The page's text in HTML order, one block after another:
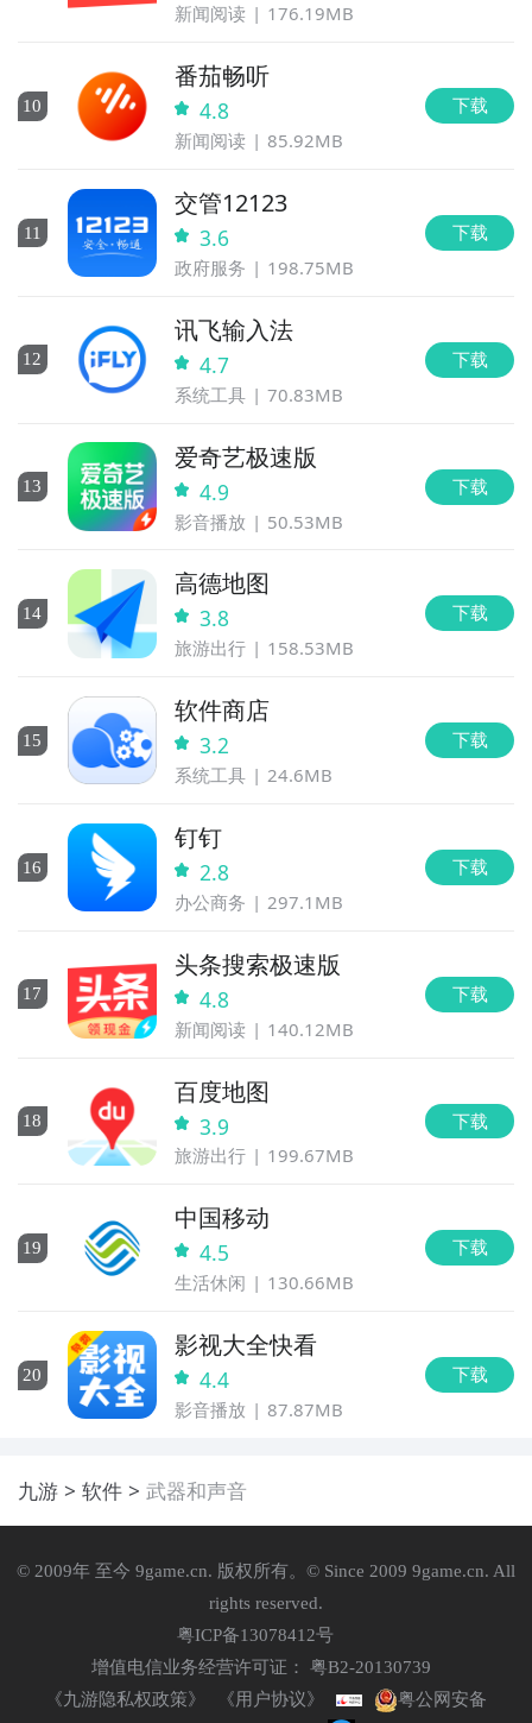
新闻阅读 176.19MB
10
番茄畅听
4.8
新闻阅读 85.92MB
下载
11
交管12123
3.6
政府服务 198.75MB
下载
12
讯飞输入法
4.7
系统工具 70.83MB
下载
13
爱奇艺极速版
4.9
影音播放 50.53MB
下载
14
高德地图
3.8
旅游出行 158.53MB
下载
15
软件商店
3.2
系统工具 24.6MB
下载
16
钉钉
2.8
办公商务 297.1MB
下载
17
头条搜索极速版
4.8
新闻阅读 140.12MB
下载
18
百度地图
3.9
旅游出行 199.67MB
下载
19
中国移动
4.5
生活休闲 130.66MB
下载
20
影视大全快看
4.4
影音播放 87.87MB
下载
九游 软件 武器和声音
© 2009年 至今 9game.cn. 版权所有。© Since 2009 9game.cn. All
rights reserved.
粤ICP备13078412号
增值电信业务经营许可证： 粤B2-20130739
《九游隐私权政策》
《用户协议》
粤公网安备